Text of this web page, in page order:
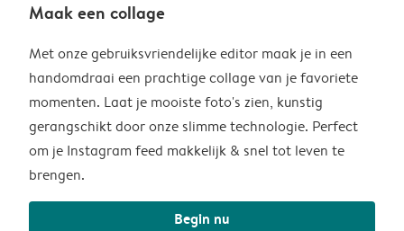
Maak een collage
Met onze gebruiksvriendelijke editor maak je in een
handomdraai een prachtige collage van je favoriete
momenten. Laat je mooiste foto's zien, kunstig
gerangschikt door onze slimme technologie. Perfect
om je Instagram feed makkelijk & snel tot leven te
brengen.
Begin nu